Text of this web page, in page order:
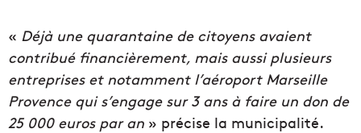
« Déjà une quarantaine de citoyens avaient
contribué financièrement, mais aussi plusieurs
entreprises et notamment l’aéroport Marseille
Provence qui s’engage sur 3 ans à faire un don de
25 000 euros par an » précise la municipalité.